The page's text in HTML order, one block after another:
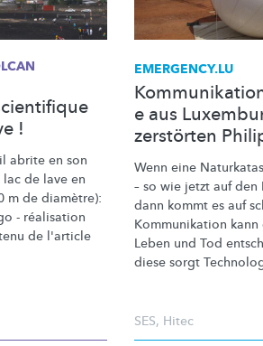
!
abrite en son
de lave en
m de diamètre):
- réalisation
de l'article
EMERGENCY.LU
e aus
zerstörten
Wenn eine
– so wie jetzt auf den
dann kommt es auf
Kommunikation
Leben und Tod
diese sorgt
SES, Hitec